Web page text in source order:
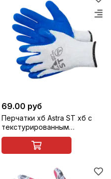
69.00 руб
Перчатки хб Astra ST хб с
текстурированным
латексным покрытием